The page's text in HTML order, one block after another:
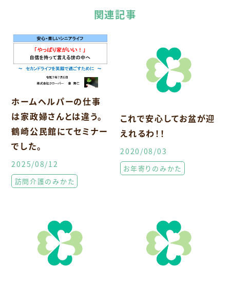
関連記事
ホームヘルパーの仕事
は家政婦さんとは違う。
鶴崎公民館にてセミナー
でした。
2025/08/12
訪問介護のみかた
これで安心してお盆が迎
えれるわ！！
2020/08/03
お年寄りのみかた